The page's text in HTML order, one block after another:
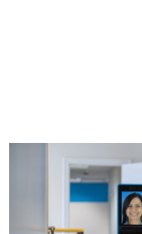
Compartilhe